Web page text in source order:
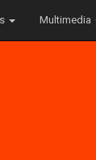
Multimedia